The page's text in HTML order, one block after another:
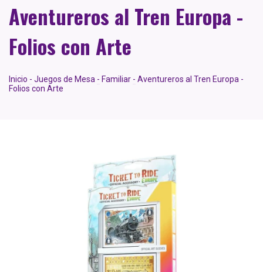
Aventureros al Tren Europa -
Folios con Arte
Inicio - Juegos de Mesa - Familiar - Aventureros al Tren Europa -
Folios con Arte